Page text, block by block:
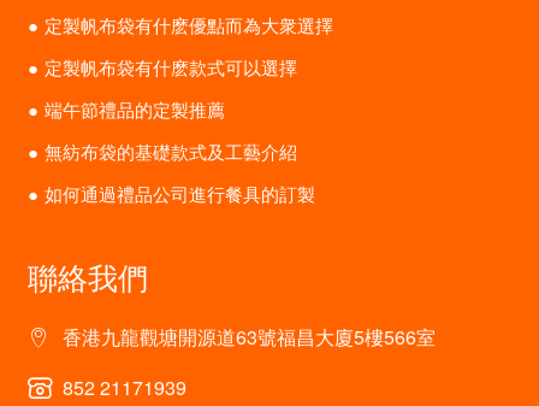
定製帆布袋有什麽優點而為大衆選擇
定製帆布袋有什麽款式可以選擇
端午節禮品的定製推薦
無紡布袋的基礎款式及工藝介紹
如何通過禮品公司進行餐具的訂製
聯絡我們
香港九龍觀塘開源道63號福昌大廈5樓566室
852 21171939